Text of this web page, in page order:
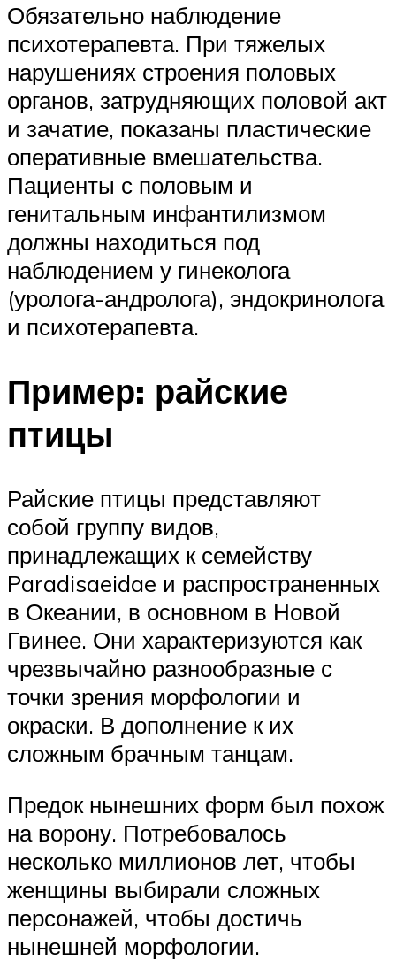
Обязательно наблюдение
психотерапевта. При тяжелых
нарушениях строения половых
органов, затрудняющих половой акт
и зачатие, показаны пластические
оперативные вмешательства.
Пациенты с половым и
генитальным инфантилизмом
должны находиться под
наблюдением у гинеколога
(уролога-андролога), эндокринолога
и психотерапевта.
Пример: райские
птицы
Райские птицы представляют
собой группу видов,
принадлежащих к семейству
Paradisaeidae и распространенных
в Океании, в основном в Новой
Гвинее. Они характеризуются как
чрезвычайно разнообразные с
точки зрения морфологии и
окраски. В дополнение к их
сложным брачным танцам.
Предок нынешних форм был похож
на ворону. Потребовалось
несколько миллионов лет, чтобы
женщины выбирали сложных
персонажей, чтобы достичь
нынешней морфологии.